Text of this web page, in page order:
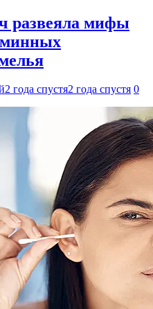
развеяла мифы
2 года спустя2 года спустя 0